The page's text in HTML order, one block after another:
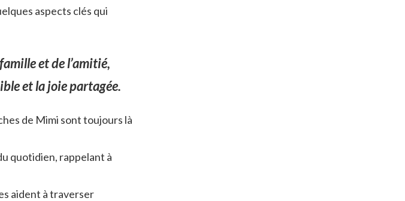
aspects clés qui
et de l’amitié,
et la joie partagée.
de Mimi sont toujours là
quotidien, rappelant à
aident à traverser